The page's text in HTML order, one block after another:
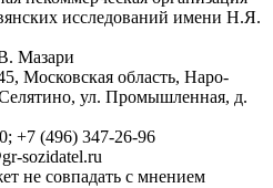
исследований имени Н.Я.
Мазари
Московская область, Наро-
ул. Промышленная, д.
+7 (496) 347-26-96
sozidatel.ru
не совпадать с мнением